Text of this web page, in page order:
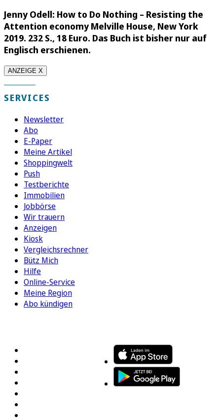
Jenny Odell: How to Do Nothing – Resisting the
Attention economy Melville House, New York
2019. 232 S., 18 Euro. Das Buch ist bisher nur auf
Englisch erschienen.
ANZEIGE X
SERVICES
Newsletter
Abo
E-Paper
Meine Artikel
Shoppingwelt
Push
Testberichte
Immobilien
Jobbörse
Wir trauern
Anzeigen
Kiosk
Vergleichsrechner
Bütz Mich
Hilfe
Online-Service
Meine Region
Abo kündigen